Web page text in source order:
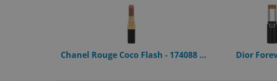
Chanel Rouge Coco Flash - 174088 -
Dior